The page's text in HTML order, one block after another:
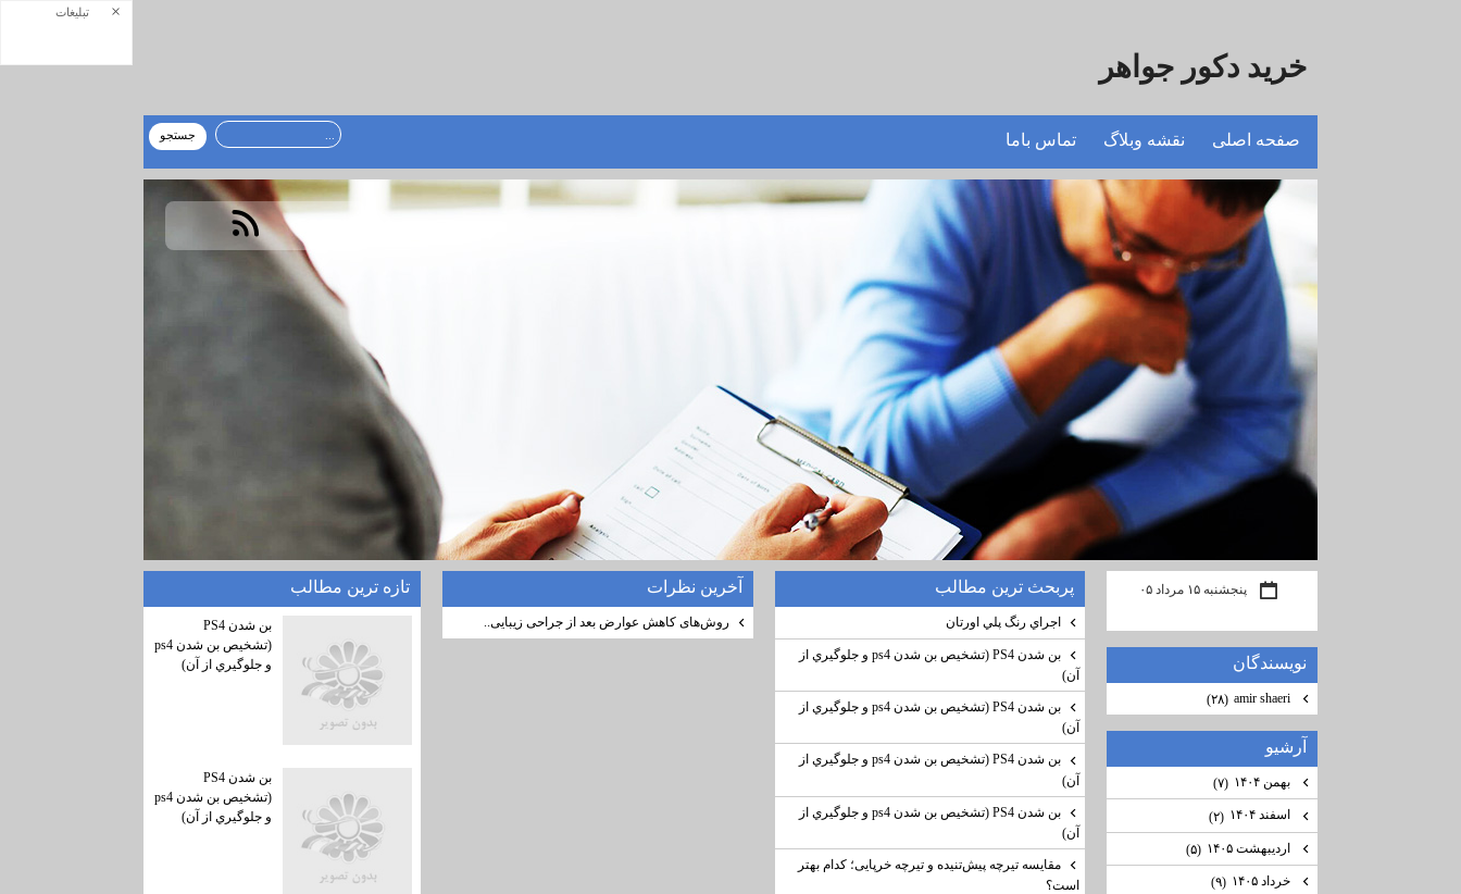
خرید دکور جواهر
صفحه اصلی نقشه وبلاگ تماس باما
پربحث ترين مطالب
اجراي رنگ پلي اورتان
بن شدن PS4 (تشخيص بن شدن ps4 و جلوگيري از
آن)
بن شدن PS4 (تشخيص بن شدن ps4 و جلوگيري از
آن)
بن شدن PS4 (تشخيص بن شدن ps4 و جلوگيري از
آن)
بن شدن PS4 (تشخيص بن شدن ps4 و جلوگيري از
آن)
مقایسه تیرچه پیش‌تنیده و تیرچه خرپایی؛ کدام بهتر
است؟
آخرين نظرات
روش‌های کاهش عوارض بعد از جراحی زیبایی..
پنجشنبه ۱۵ مرداد ۰۵
نويسندگان
(۲۸)
آرشيو
بهمن ۱۴۰۴ (۷)
اسفند ۱۴۰۴ (۲)
اردیبهشت ۱۴۰۵ (۵)
خرداد ۱۴۰۵ (۹)
تازه ترين مطالب
بن شدن PS4
(تشخيص بن شدن ps4
و جلوگيري از آن)
بن شدن PS4
(تشخيص بن شدن ps4
و جلوگيري از آن)
تبلیغات ×